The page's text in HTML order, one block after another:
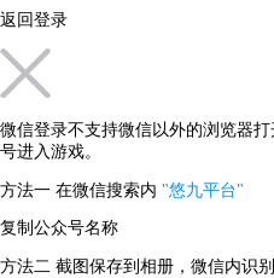
返回登录
微信登录不支持微信以外的浏览器
号进入游戏。
方法一 在微信搜索内 "悠九平台"
复制公众号名称
方法二 截图保存到相册，微信内识